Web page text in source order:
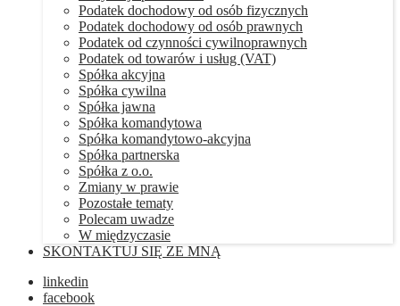
Podatek dochodowy od osób fizycznych
Podatek dochodowy od osób prawnych
Podatek od czynności cywilnoprawnych
Podatek od towarów i usług (VAT)
Spółka akcyjna
Spółka cywilna
Spółka jawna
Spółka komandytowa
Spółka komandytowo-akcyjna
Spółka partnerska
Spółka z o.o.
Zmiany w prawie
Pozostałe tematy
Polecam uwadze
W międzyczasie
SKONTAKTUJ SIĘ ZE MNĄ
linkedin
facebook